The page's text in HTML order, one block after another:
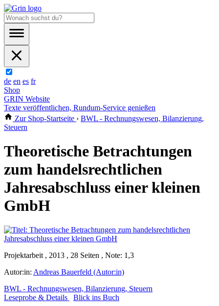
de en es fr
Shop
GRIN Website
Texte veröffentlichen, Rundum-Service genießen
Zur Shop-Startseite › BWL - Rechnungswesen, Bilanzierung,
Steuern
Theoretische Betrachtungen
zum handelsrechtlichen
Jahresabschluss einer kleinen
GmbH
Projektarbeit , 2013 , 28 Seiten , Note: 1,3
Autor:in: Andreas Bauerfeld (Autor:in)
BWL - Rechnungswesen, Bilanzierung, Steuern
Leseprobe & Details
Blick ins Buch